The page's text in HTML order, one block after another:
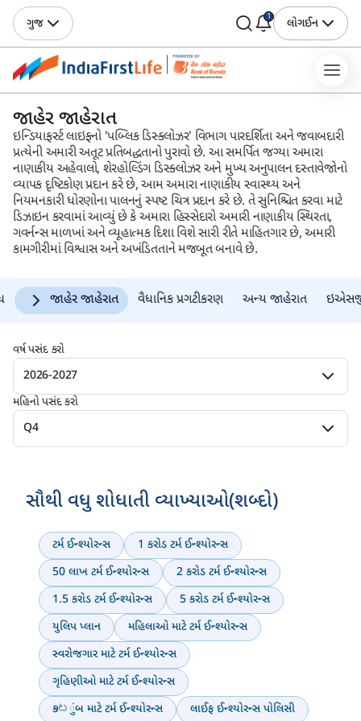
ગુજ 1 લોગઈન
જાહેર જાહેરાત
ઇન્ડિયાફર્સ્ટ લાઇફનો 'પબ્લિક ડિસ્ક્લોઝર' વિભાગ પારદર્શિતા અને જવાબદારી
પ્રત્યેની અમારી અતૂટ પ્રતિબદ્ધતાનો પુરાવો છે. આ સમર્પિત જગ્યા અમારા
નાણાકીય અહેવાલો, શેરહોલ્ડિંગ ડિસ્ક્લોઝર અને મુખ્ય અનુપાલન દસ્તાવેજોનો
વ્યાપક દૃષ્ટિકોણ પ્રદાન કરે છે, આમ અમારા નાણાકીય સ્વાસ્થ્ય અને
નિયમનકારી ધોરણોના પાલનનું સ્પષ્ટ ચિત્ર પ્રદાન કરે છે. તે સુનિશ્ચિત કરવા માટે
ડિઝાઇન કરવામાં આવ્યું છે કે અમારા હિસ્સેદારો અમારી નાણાકીય સ્થિરતા,
ગવર્નન્સ માળખાં અને વ્યૂહાત્મક દિશા વિશે સારી રીતે માહિતગાર છે, અમારી
કામગીરીમાં વિશ્વાસ અને અખંડિતતાને મજબૂત બનાવે છે.
જાહેર જાહેરાત વૈધાનિક પ્રગટીકરણ અન્ય જાહેરાત
વર્ષ પસંદ કરો
2026-2027
મહિનો પસંદ કરો
Q4
સૌથી વધુ શોધાતી વ્યાખ્યાઓ(શબ્દો)
ટર્મ ઈન્શ્યોરન્સ
1 કરોડ ટર્મ ઈન્શ્યોરન્સ
50 લાખ ટર્મ ઈન્શ્યોરન્સ
2 કરોડ ટર્મ ઈન્શ્યોરન્સ
1.5 કરોડ ટર્મ ઈન્શ્યોરન્સ
5 કરોડ ટર્મ ઈન્શ્યોરન્સ
યુલિપ પ્લાન
મહિલાઓ માટે ટર્મ ઈન્શ્યોરન્સ
સ્વરોજગાર માટે ટર્મ ઈન્શ્યોરન્સ
ગૃહિણીઓ માટે ટર્મ ઈન્શ્યોરન્સ
કుటુંબ માટે ટર્મ ઈન્શ્યોરન્સ
લાઈફ ઈન્શ્યોરન્સ પોલિસી